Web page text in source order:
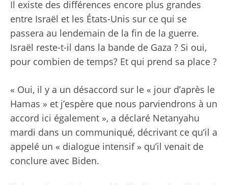
Il existe des différences encore plus grandes
entre Israël et les États-Unis sur ce qui se
passera au lendemain de la fin de la guerre.
Israël reste-t-il dans la bande de Gaza ? Si oui,
pour combien de temps? Et qui prend sa place ?
« Oui, il y a un désaccord sur le « jour d’après le
Hamas » et j’espère que nous parviendrons à un
accord ici également », a déclaré Netanyahu
mardi dans un communiqué, décrivant ce qu’il a
appelé un « dialogue intensif » qu’il venait de
conclure avec Biden.